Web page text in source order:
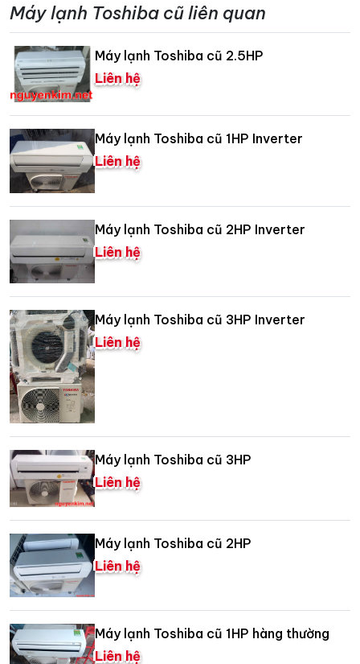
Máy lạnh Toshiba cũ liên quan
Máy lạnh Toshiba cũ 2.5HP
Liên hệ
Máy lạnh Toshiba cũ 1HP Inverter
Liên hệ
Máy lạnh Toshiba cũ 2HP Inverter
Liên hệ
Máy lạnh Toshiba cũ 3HP Inverter
Liên hệ
Máy lạnh Toshiba cũ 3HP
Liên hệ
Máy lạnh Toshiba cũ 2HP
Liên hệ
Máy lạnh Toshiba cũ 1HP hàng thường
Liên hệ